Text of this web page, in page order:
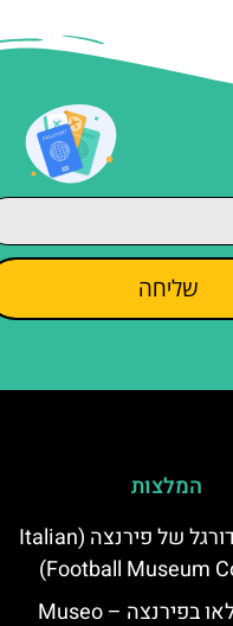
שליחה
המלצות
מוזיאון הכדורגל של פירנצה (Italian
Football Museum
מוזיאון גלילאו בפירנצה – Museo